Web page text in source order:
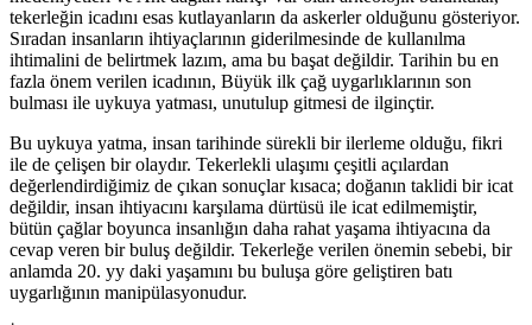
tekerleğin icadını esas kutlayanların da askerler olduğunu gösteriyor.
Sıradan insanların ihtiyaçlarının giderilmesinde de kullanılma
ihtimalini de belirtmek lazım, ama bu başat değildir. Tarihin bu en
fazla önem verilen icadının, Büyük ilk çağ uygarlıklarının son
bulması ile uykuya yatması, unutulup gitmesi de ilginçtir.
Bu uykuya yatma, insan tarihinde sürekli bir ilerleme olduğu, fikri
ile de çelişen bir olaydır. Tekerlekli ulaşımı çeşitli açılardan
değerlendirdiğimiz de çıkan sonuçlar kısaca; doğanın taklidi bir icat
değildir, insan ihtiyacını karşılama dürtüsü ile icat edilmemiştir,
bütün çağlar boyunca insanlığın daha rahat yaşama ihtiyacına da
cevap veren bir buluş değildir. Tekerleğe verilen önemin sebebi, bir
anlamda 20. yy daki yaşamını bu buluşa göre geliştiren batı
uygarlığının manipülasyonudur.